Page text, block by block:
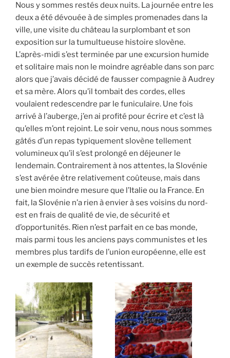
Nous y sommes restés deux nuits. La journée entre les
deux a été dévouée à de simples promenades dans la
ville, une visite du château la surplombant et son
exposition sur la tumultueuse histoire slovène.
L’après-midi s’est terminée par une excursion humide
et solitaire mais non le moindre agréable dans son parc
alors que j’avais décidé de fausser compagnie à Audrey
et sa mère. Alors qu’il tombait des cordes, elles
voulaient redescendre par le funiculaire. Une fois
arrivé à l’auberge, j’en ai profité pour écrire et c’est là
qu’elles m’ont rejoint. Le soir venu, nous nous sommes
gâtés d’un repas typiquement slovène tellement
volumineux qu’il s’est prolongé en déjeuner le
lendemain. Contrairement à nos attentes, la Slovénie
s’est avérée être relativement coûteuse, mais dans
une bien moindre mesure que l’Italie ou la France. En
fait, la Slovénie n’a rien à envier à ses voisins du nord-
est en frais de qualité de vie, de sécurité et
d’opportunités. Rien n’est parfait en ce bas monde,
mais parmi tous les anciens pays communistes et les
membres plus tardifs de l’union européenne, elle est
un exemple de succès retentissant.